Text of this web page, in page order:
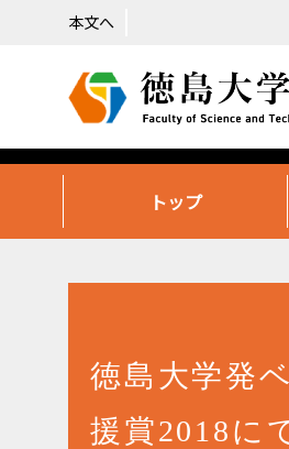
本文へ
トップ
徳島大学発
援賞2018に